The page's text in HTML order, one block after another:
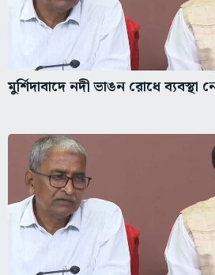
মুর্শিদাবাদে নদী ভাঙন রোধে